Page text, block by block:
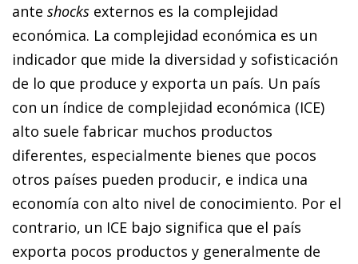
ante shocks externos es la complejidad
económica. La complejidad económica es un
indicador que mide la diversidad y sofisticación
de lo que produce y exporta un país. Un país
con un índice de complejidad económica (ICE)
alto suele fabricar muchos productos
diferentes, especialmente bienes que pocos
otros países pueden producir, e indica una
economía con alto nivel de conocimiento. Por el
contrario, un ICE bajo significa que el país
exporta pocos productos y generalmente de